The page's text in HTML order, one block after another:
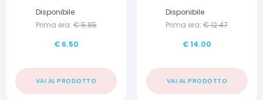
Disponibile
Prima era: €5.85
€ 6.50
VAI AL PRODOTTO
Disponibile
Prima era: €12.47
€14.00
VAI AL PRODOTTO